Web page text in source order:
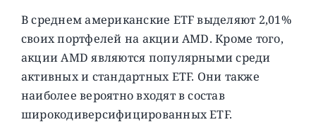
В среднем американские ETF выделяют 2,01%
своих портфелей на акции AMD. Кроме того,
акции AMD являются популярными среди
активных и стандартных ETF. Они также
наиболее вероятно входят в состав
широкодиверсифицированных ETF.